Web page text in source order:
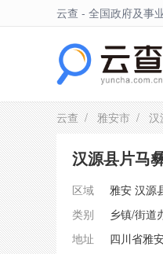
云查 - 全国政府及事
云查/雅安市/汉
汉源县片马
区域 雅安 汉源
类别
乡镇/街道
地址
四川省雅